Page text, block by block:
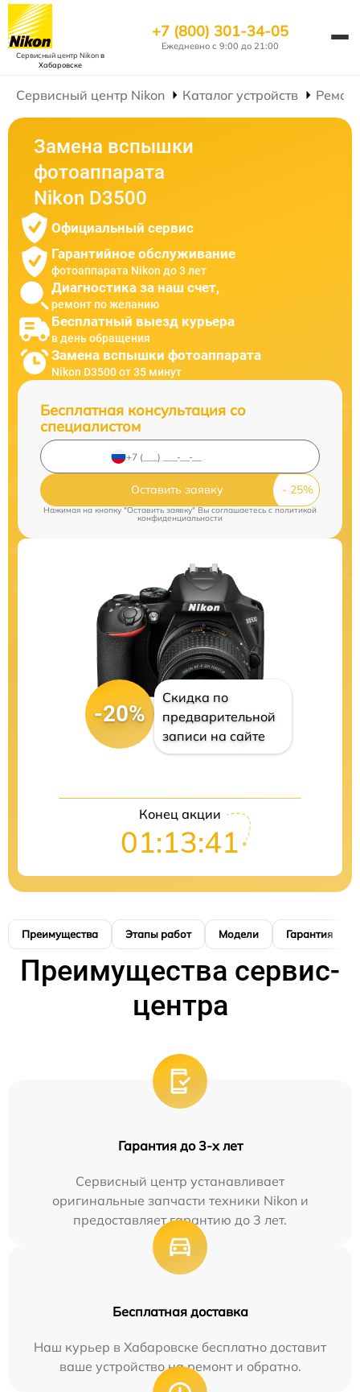
Сервисный центр Nikonв
Хабаровске
+7 (800) 301-34-05
Ежедневно с 9:00 до 21:00
Сервисный центр Nikon Каталог устройств
Замена вспышки
фотоаппарата
Nikon D3500
Официальный сервис
Гарантийное обслуживание
фотоаппарата Nikon до 3 лет
Диагностика за наш счет,
ремонт по желанию
Бесплатный выезд курьера
в день обращения
Замена вспышки фотоаппарата
Nikon D3500 от 35 минут
Бесплатная консультация со
специалистом
Оставить заявку
Нажимая на кнопку "Оставить заявку" Вы соглашаетесь cполитикой
конфиденциальности
-20%
Скидка по
предварительной
записи на сайте
Конец акции
01:13:40
Преимущества Этапы работ Модели Гарантия
Преимущества сервис-
центра
Гарантия до 3-х лет
Сервисный центр устанавливает
оригинальные запчасти техники Nikon и
предоставляет гарантию до 3 лет.
Бесплатная доставка
Наш курьер в Хабаровске бесплатно доставит
ваше устройство на ремонт и обратно.